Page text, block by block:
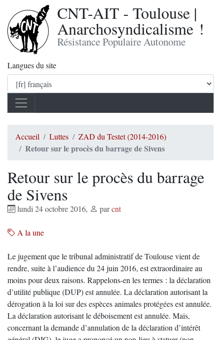
CNT-AIT - Toulouse |
Anarchosyndicalisme !
Résistance Populaire Autonome
Langues du site
Accueil Luttes ZAD du Testet (2014-2016)
Retour sur le procès du barrage de Sivens
Retour sur le procès du barrage
de Sivens
lundi 24 octobre 2016, parcnt
A la une
Le jugement que le tribunal administratif de Toulouse vient de
rendre, suite à l’audience du 24 juin 2016, est extraordinaire au
moins pour deux raisons. Rappelons-en les termes : la déclaration
d’utilité publique (DUP) est annulée. La déclaration autorisant la
dérogation à la loi sur des espèces animales protégées est annulée.
La déclaration autorisant le déboisement est annulée. Mais,
concernant la demande d’annulation de la déclaration d’intérêt